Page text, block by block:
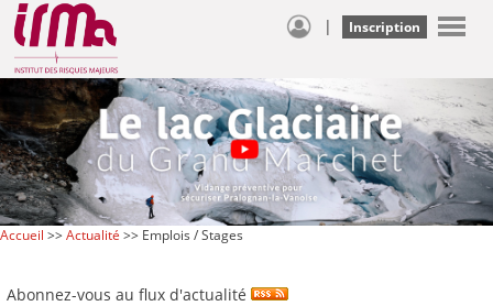
| Inscription
Accueil >>Actualité >> Emplois / Stages
Abonnez-vous au flux d'actualité